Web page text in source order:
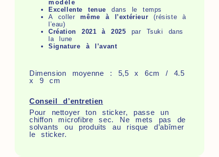
modèle
Excellente tenuedans le temps
A coller même à l’extérieur (résiste à
l’eau)
Création 2021 à 2025 par Tsuki dans
la lune
Signature à l’avant
Dimension moyenne : 5,5 x 6cm / 4.5
x 9 cm
Conseil d’entretien
Pour nettoyer ton sticker, passe un
chiffon microfibre sec. Ne mets pas de
solvants ou produits au risque d’abîmer
le sticker.